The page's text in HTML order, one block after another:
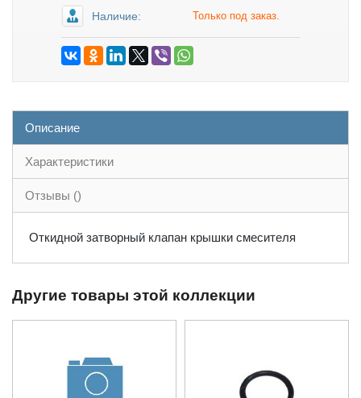
Наличие: Только под заказ.
Описание
Характеристики
Отзывы ()
Откидной затворный клапан крышки смесителя
Другие товары этой коллекции